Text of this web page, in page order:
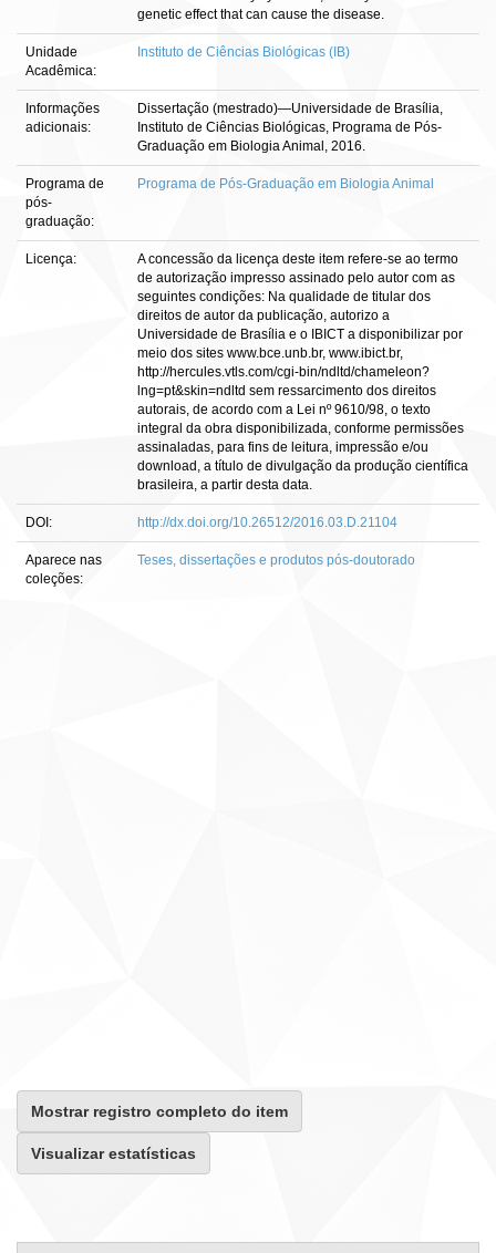
genetic effect that can cause the disease.
Unidade
Acadêmica:
Instituto de Ciências Biológicas (IB)
Informações
adicionais:
Dissertação (mestrado)—Universidade de Brasília,
Instituto de Ciências Biológicas, Programa de Pós-
Graduação em Biologia Animal, 2016.
Programa de
pós-
graduação:
Programa de Pós-Graduação em Biologia Animal
Licença:
A concessão da licença deste item refere-se ao termo
de autorização impresso assinado pelo autor com as
seguintes condições: Na qualidade de titular dos
direitos de autor da publicação, autorizo a
Universidade de Brasília e o IBICT a disponibilizar por
meio dos sites www.bce.unb.br, www.ibict.br,
http://hercules.vtls.com/cgi-bin/ndltd/chameleon?
lng=pt&skin=ndltd sem ressarcimento dos direitos
autorais, de acordo com a Lei nº 9610/98, o texto
integral da obra disponibilizada, conforme permissões
assinaladas, para fins de leitura, impressão e/ou
download, a título de divulgação da produção científica
brasileira, a partir desta data.
DOI: http://dx.doi.org/10.26512/2016.03.D.21104
Aparece nas
coleções:
Teses, dissertações e produtos pós-doutorado
Mostrar registro completo do item
Visualizar estatísticas